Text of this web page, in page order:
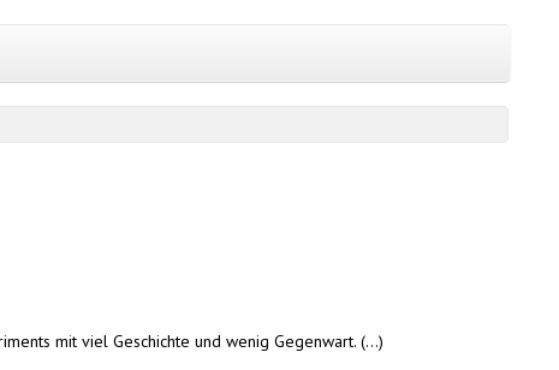
mit viel Geschichte und wenig Gegenwart. (...)